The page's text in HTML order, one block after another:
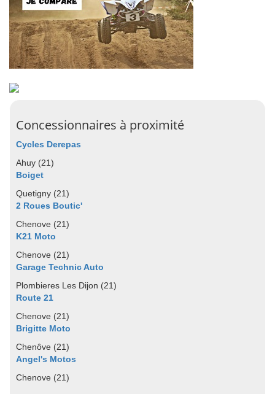
Concessionnaires à proximité
Cycles Derepas
Ahuy (21)
Boiget
Quetigny (21)
2 Roues Boutic'
Chenove (21)
K21 Moto
Chenove (21)
Garage Technic Auto
Plombieres Les Dijon (21)
Route 21
Chenove (21)
Brigitte Moto
Chenôve (21)
Angel's Motos
Chenove (21)